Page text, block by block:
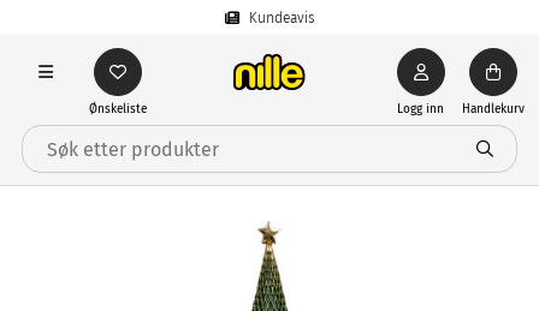
Kundeavis
Ønskeliste Logg inn Handlekurv